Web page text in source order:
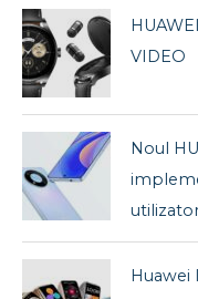
VIDEO
Noul
Huawei